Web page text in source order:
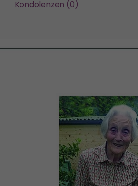
Kondolenzen (0)